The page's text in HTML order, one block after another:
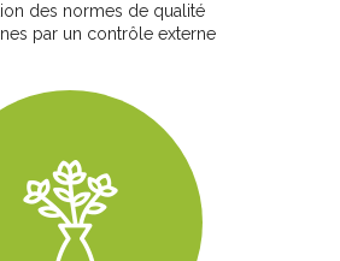
des normes de qualité
par un contrôle externe